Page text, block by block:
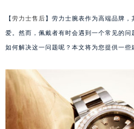
【劳力士售后】劳力士腕表作为高端品牌
爱。然而，佩戴者有时会遇到一个常见的问
如何解决这一问题呢？本文将为您提供一些